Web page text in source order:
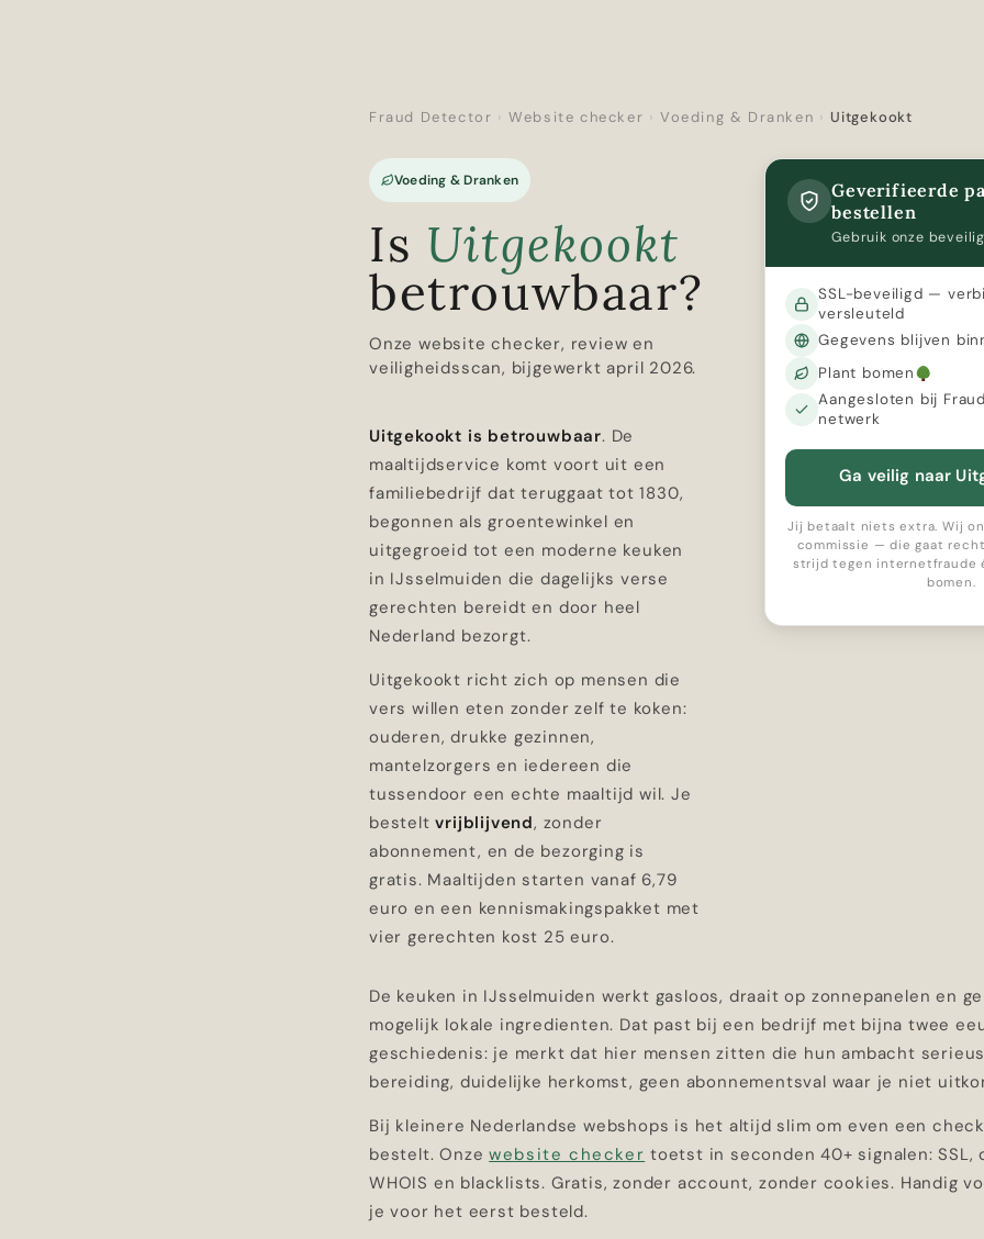
Fraud Detector › Website checker › Voeding & Dranken › Uitgekookt
Voeding & Dranken
Is Uitgekookt
betrouwbaar?
Onze website checker, review en
veiligheidsscan, bijgewerkt april 2026.
Geverifieerde
bestellen
Gebruik onze
SSL-beveiligd —
versleuteld
Gegevens blijven
Plant bomen
Aangesloten bij
netwerk
Ga veilig naar
Jij betaalt niets extra. Wij
commissie — die gaat
strijd tegen internetfraude
bomen.
Uitgekookt is betrouwbaar. De
maaltijdservice komt voort uit een
familiebedrijf dat teruggaat tot 1830,
begonnen als groentewinkel en
uitgegroeid tot een moderne keuken
in IJsselmuiden die dagelijks verse
gerechten bereidt en door heel
Nederland bezorgt.
Uitgekookt richt zich op mensen die
vers willen eten zonder zelf te koken:
ouderen, drukke gezinnen,
mantelzorgers en iedereen die
tussendoor een echte maaltijd wil. Je
besteltvrijblijvend, zonder
abonnement, en de bezorging is
gratis. Maaltijden starten vanaf 6,79
euro en een kennismakingspakket met
vier gerechten kost 25 euro.
De keuken in IJsselmuiden werkt gasloos, draait op zonnepanelen en
mogelijk lokale ingredienten. Dat past bij een bedrijf met bijna twee
geschiedenis: je merkt dat hier mensen zitten die hun ambacht
bereiding, duidelijke herkomst, geen abonnementsval waar je niet
Bij kleinere Nederlandse webshops is het altijd slim om even een
bestelt. Onzewebsite checker toetst in seconden 40+ signalen: SSL,
WHOIS en blacklists. Gratis, zonder account, zonder cookies. Handig
je voor het eerst besteld.